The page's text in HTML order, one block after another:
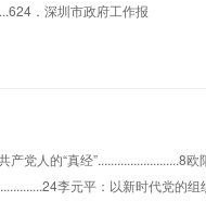
．深圳市政府工作报
党人的“真经”.........................8
李元平：以新时代党的